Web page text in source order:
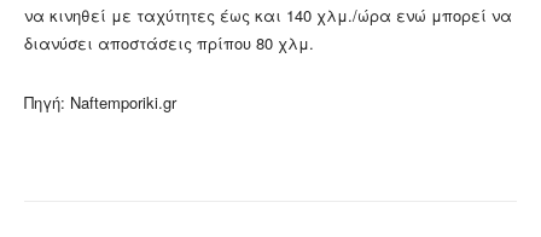
να κινηθεί με ταχύτητες έως και 140 χλμ./ώρα ενώ μπορεί να
διανύσει αποστάσεις πρίπου 80 χλμ.
Πηγή: Naftemporiki.gr